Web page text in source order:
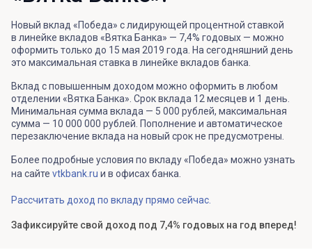
Новый вклад «Победа» с лидирующей процентной ставкой
в линейке вкладов «Вятка Банка» — 7,4% годовых — можно
оформить только до 15 мая 2019 года. На сегодняшний день
это максимальная ставка в линейке вкладов банка.
Вклад с повышенным доходом можно оформить в любом
отделении «Вятка Банка». Срок вклада 12 месяцев и 1 день.
Минимальная сумма вклада — 5 000 рублей, максимальная
сумма — 10 000 000 рублей. Пополнение и автоматическое
перезаключение вклада на новый срок не предусмотрены.
Более подробные условия по вкладу «Победа» можно узнать
на сайте vtkbank.ru и в офисах банка.
Рассчитать доход по вкладу прямо сейчас.
Зафиксируйте свой доход под 7,4% годовых на год вперед!